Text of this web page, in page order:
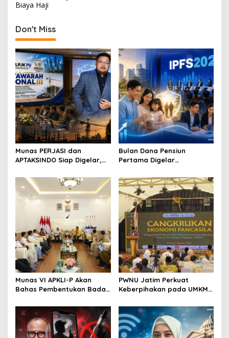
t
a
v
i
g
a
t
i
o
n
Biaya Haji
Don't Miss
Munas PERJASI dan
APTAKSINDO Siap Digelar,
Revisi AD/ART
Bulan Dana Pensiun
Pertama Digelar
Perkuat Ekosistem Pensiun
Berkelanjutan
Munas VI APKLI-P Akan
Bahas Pembentukan Badan
Dinilai Penting Hadapi
Bonus Demografi
PWNU Jatim Perkuat
Keberpihakan pada UMKM